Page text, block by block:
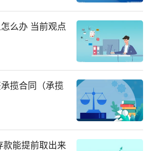
么办 当前观点
揽合同（承揽
款能提前取出来